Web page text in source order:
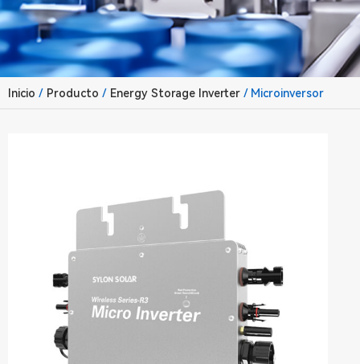
Inicio / Producto / Energy Storage Inverter / Microinversor